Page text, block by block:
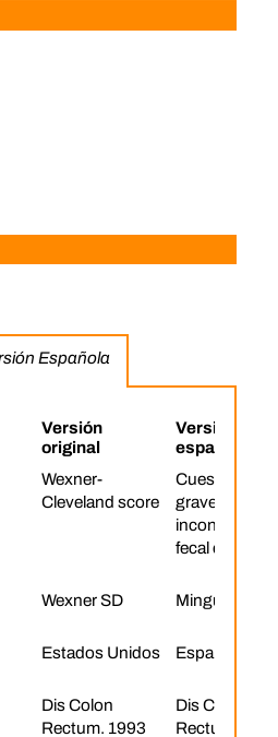
Española
Versión
original
Versión
española
Wexner-
Cleveland score
Cuestionario
gravedad de
incontinencia
fecal de
Wexner SD Minguez M
Estados Unidos España
Dis Colon
Rectum. 1993
Dis Colon
Rectum.